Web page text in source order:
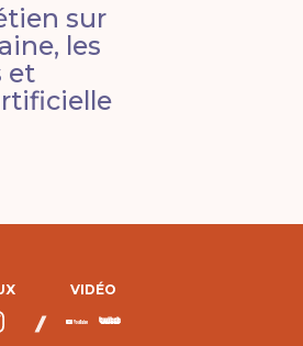
sur
les
et
VIDÉO